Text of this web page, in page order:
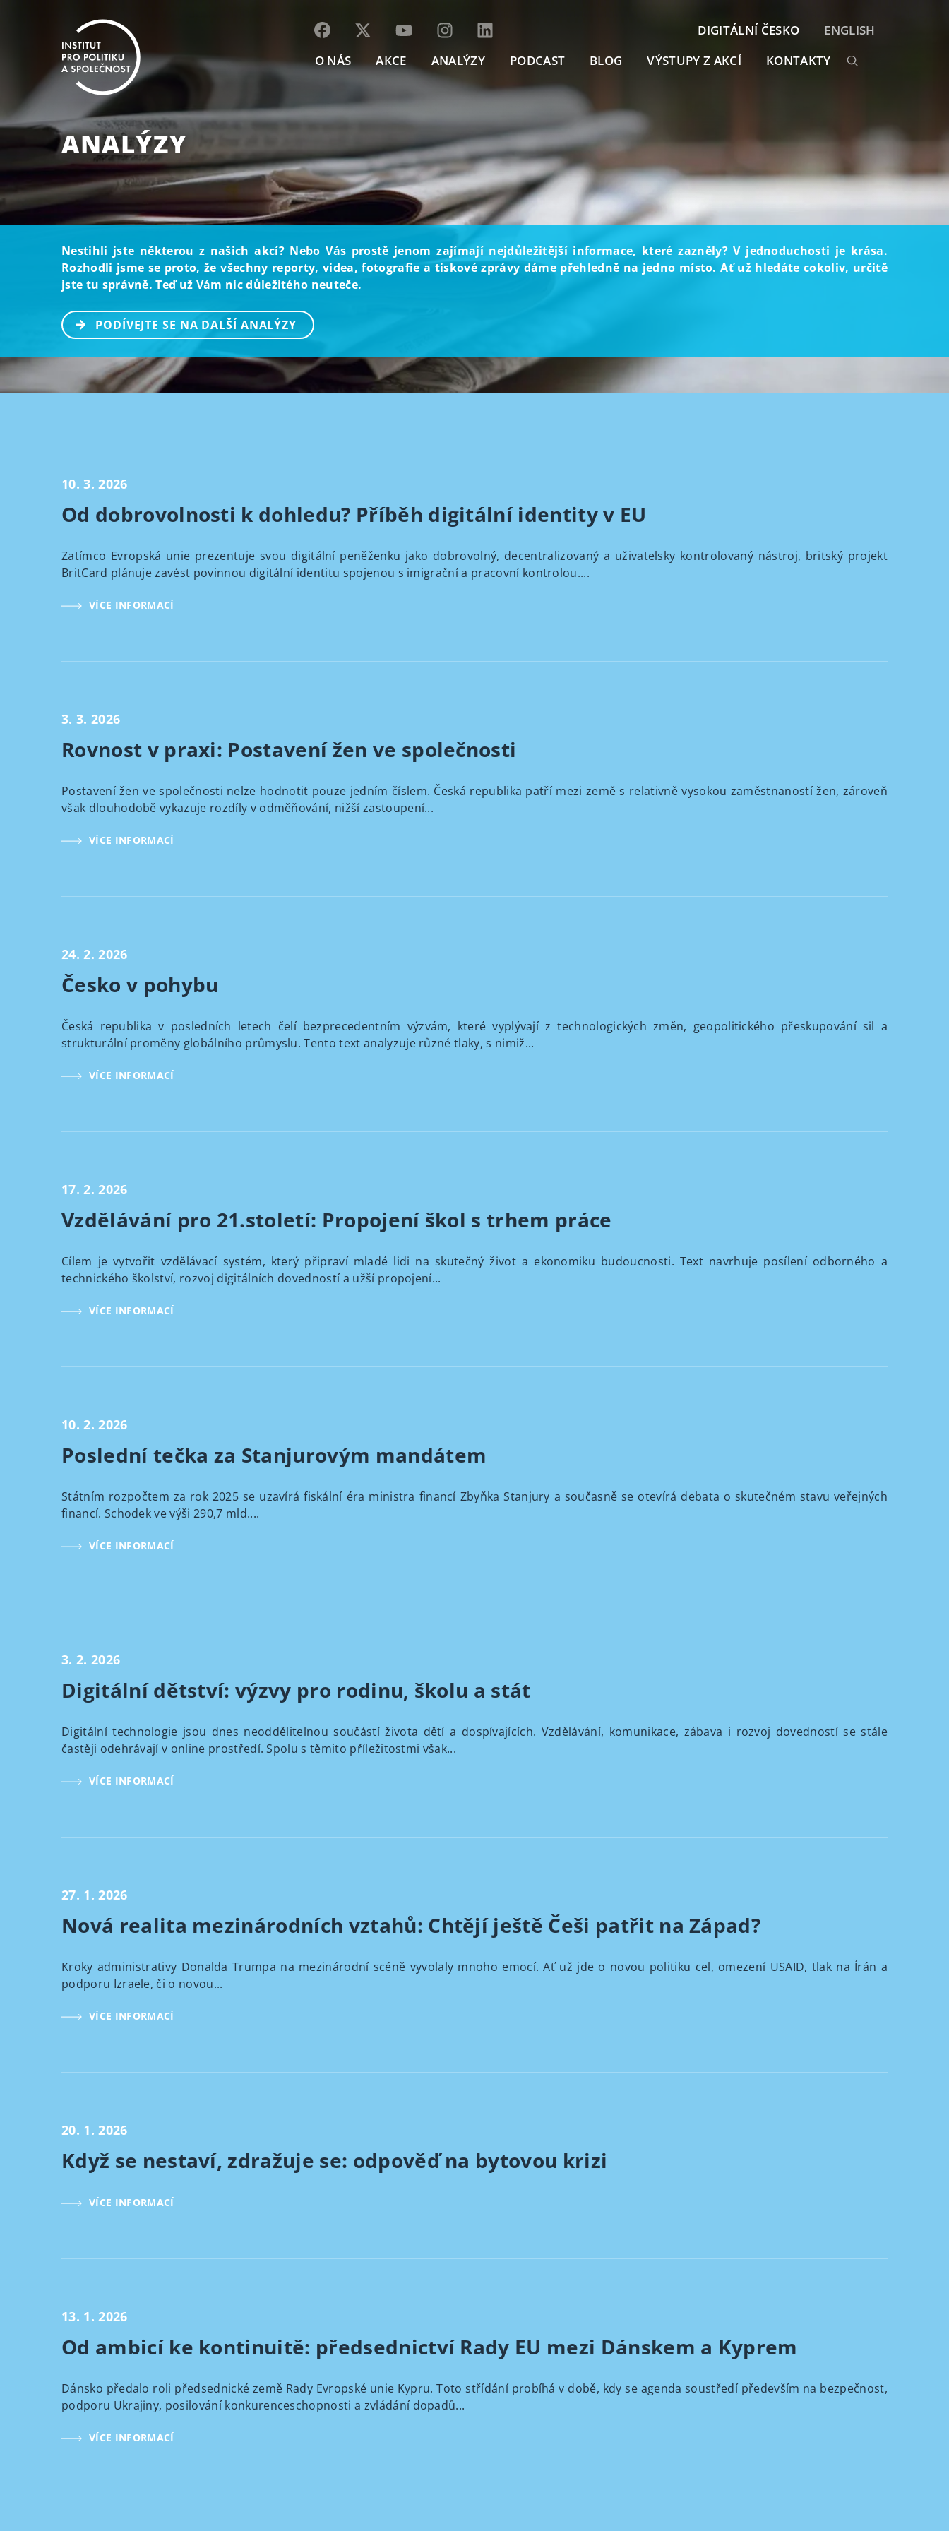
O NÁS AKCE ANALÝZY PODCAST BLOG VÝSTUPY Z AKCÍ KONTAKTY
DIGITÁLNÍ ČESKO ENGLISH
ANALÝZY
Nestihli jste některou z našich akcí? Nebo Vás prostě jenom zajímají nejdůležitější informace, které zazněly? V jednoduchosti je krása.
Rozhodli jsme se proto, že všechny reporty, videa, fotografie a tiskové zprávy dáme přehledně na jedno místo. Ať už hledáte cokoliv, určitě
jste tu správně. Teď už Vám nic důležitého neuteče.
PODÍVEJTE SE NA DALŠÍ ANALÝZY
10. 3. 2026
Od dobrovolnosti k dohledu? Příběh digitální identity v EU
Zatímco Evropská unie prezentuje svou digitální peněženku jako dobrovolný, decentralizovaný a uživatelsky kontrolovaný nástroj, britský projekt
BritCard plánuje zavést povinnou digitální identitu spojenou s imigrační a pracovní kontrolou....
VÍCE INFORMACÍ
3. 3. 2026
Rovnost v praxi: Postavení žen ve společnosti
Postavení žen ve společnosti nelze hodnotit pouze jedním číslem. Česká republika patří mezi země s relativně vysokou zaměstnaností žen, zároveň
však dlouhodobě vykazuje rozdíly v odměňování, nižší zastoupení...
VÍCE INFORMACÍ
24. 2. 2026
Česko v pohybu
Česká republika v posledních letech čelí bezprecedentním výzvám, které vyplývají z technologických změn, geopolitického přeskupování sil a
strukturální proměny globálního průmyslu. Tento text analyzuje různé tlaky, s nimiž...
VÍCE INFORMACÍ
17. 2. 2026
Vzdělávání pro 21.století: Propojení škol s trhem práce
Cílem je vytvořit vzdělávací systém, který připraví mladé lidi na skutečný život a ekonomiku budoucnosti. Text navrhuje posílení odborného a
technického školství, rozvoj digitálních dovedností a užší propojení...
VÍCE INFORMACÍ
10. 2. 2026
Poslední tečka za Stanjurovým mandátem
Státním rozpočtem za rok 2025 se uzavírá fiskální éra ministra financí Zbyňka Stanjury a současně se otevírá debata o skutečném stavu veřejných
financí. Schodek ve výši 290,7 mld....
VÍCE INFORMACÍ
3. 2. 2026
Digitální dětství: výzvy pro rodinu, školu a stát
Digitální technologie jsou dnes neoddělitelnou součástí života dětí a dospívajících. Vzdělávání, komunikace, zábava i rozvoj dovedností se stále
častěji odehrávají v online prostředí. Spolu s těmito příležitostmi však...
VÍCE INFORMACÍ
27. 1. 2026
Nová realita mezinárodních vztahů: Chtějí ještě Češi patřit na Západ?
Kroky administrativy Donalda Trumpa na mezinárodní scéně vyvolaly mnoho emocí. Ať už jde o novou politiku cel, omezení USAID, tlak na Írán a
podporu Izraele, či o novou...
VÍCE INFORMACÍ
20. 1. 2026
Když se nestaví, zdražuje se: odpověď na bytovou krizi
VÍCE INFORMACÍ
13. 1. 2026
Od ambicí ke kontinuitě: předsednictví Rady EU mezi Dánskem a Kyprem
Dánsko předalo roli předsednické země Rady Evropské unie Kypru. Toto střídání probíhá v době, kdy se agenda soustředí především na bezpečnost,
podporu Ukrajiny, posilování konkurenceschopnosti a zvládání dopadů...
VÍCE INFORMACÍ